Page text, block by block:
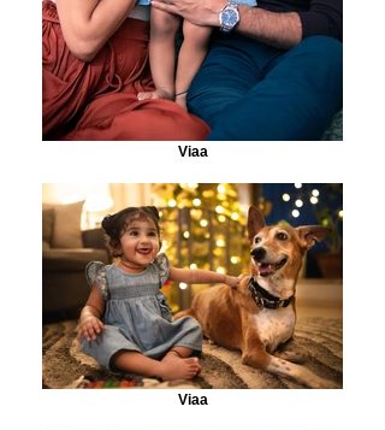
Viaa
Viaa